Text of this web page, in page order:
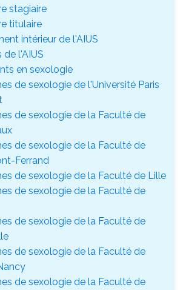
stagiaire
titulaire
intérieur de l'AIUS
l'AIUS
en sexologie
de sexologie de l'Université Paris
de sexologie de la Faculté de
de sexologie de la Faculté de
Ferrand
de sexologie de la Faculté de Lille
de sexologie de la Faculté de
de sexologie de la Faculté de
de sexologie de la Faculté de
de sexologie de la Faculté de